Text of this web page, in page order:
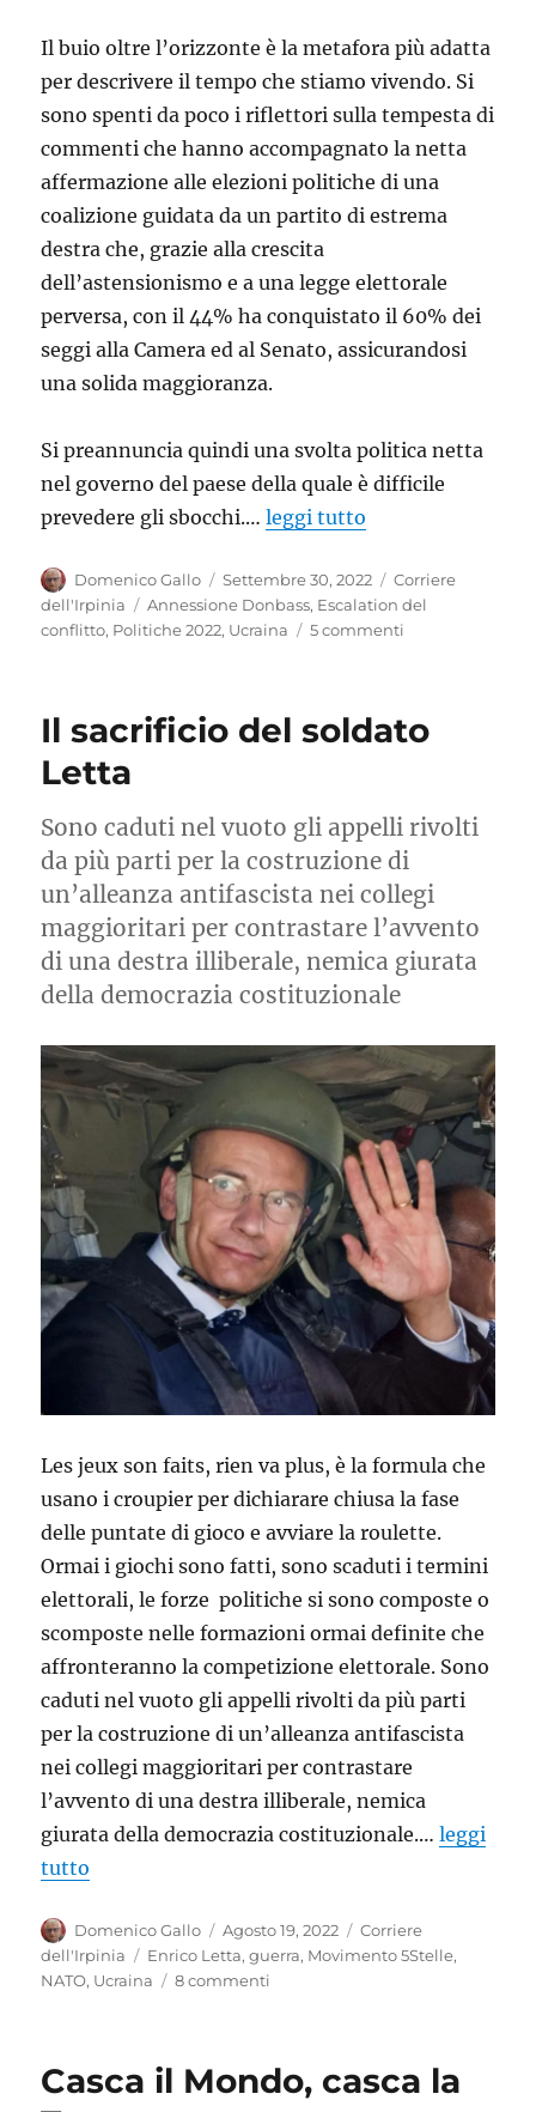
Il buio oltre l’orizzonte è la metafora più adatta
per descrivere il tempo che stiamo vivendo. Si
sono spenti da poco i riflettori sulla tempesta di
commenti che hanno accompagnato la netta
affermazione alle elezioni politiche di una
coalizione guidata da un partito di estrema
destra che, grazie alla crescita
dell’astensionismo e a una legge elettorale
perversa, con il 44% ha conquistato il 60% dei
seggi alla Camera ed al Senato, assicurandosi
una solida maggioranza.
Si preannuncia quindi una svolta politica netta
nel governo del paese della quale è difficile
prevedere gli sbocchi.…leggi tutto
Autore
Domenico Gallo
Pubblicato
il
Settembre 30, 2022 Categorie
Corriere
dell'Irpinia
Tag
Annessione Donbass, Escalation del
conflitto, Politiche 2022, Ucraina 5 commenti
l’orizzonte
Il sacrificio del soldato
Letta
Sono caduti nel vuoto gli appelli rivolti
da più parti per la costruzione di
un’alleanza antifascista nei collegi
maggioritari per contrastare l’avvento
di una destra illiberale, nemica giurata
della democrazia costituzionale
Les jeux son faits, rien va plus, è la formula che
usano i croupier per dichiarare chiusa la fase
delle puntate di gioco e avviare la roulette.
Ormai i giochi sono fatti, sono scaduti i termini
elettorali, le forze politiche si sono composte o
scomposte nelle formazioni ormai definite che
affronteranno la competizione elettorale. Sono
caduti nel vuoto gli appelli rivolti da più parti
per la costruzione di un’alleanza antifascista
nei collegi maggioritari per contrastare
l’avvento di una destra illiberale, nemica
giurata della democrazia costituzionale.…leggi
tutto
Autore
Domenico Gallo
Pubblicato
il
Agosto 19, 2022 Categorie
Corriere
dell'Irpinia
Tag
Enrico Letta,guerra, Movimento 5Stelle,
NATO, Ucraina 8 commenti
soldato
Letta
Casca il Mondo, casca la